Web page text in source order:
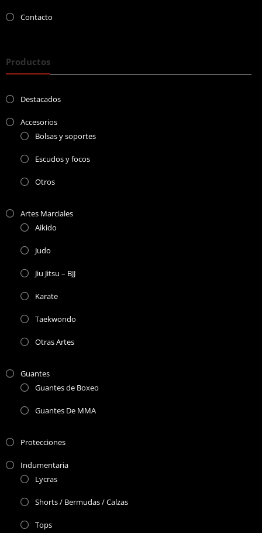
Contacto
Productos
Destacados
Accesorios
Bolsas y soportes
Escudos y focos
Otros
Artes Marciales
Aikido
Judo
Jiu Jitsu – BJJ
Karate
Taekwondo
Otras Artes
Guantes
Guantes de Boxeo
Guantes De MMA
Protecciones
Indumentaria
Lycras
Shorts / Bermudas / Calzas
Tops